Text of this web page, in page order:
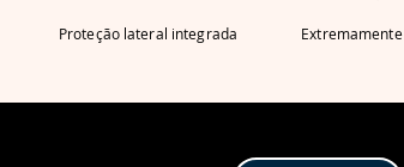
Proteção lateral integrada